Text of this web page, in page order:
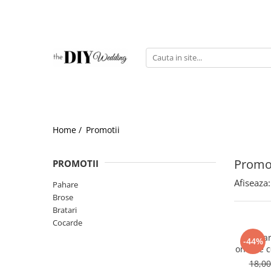
Pentru barbati
Home / Promotii
PROMOTII
Pahare
Brose
Bratari
Cocarde
Afiseaza:
-44%
onoare